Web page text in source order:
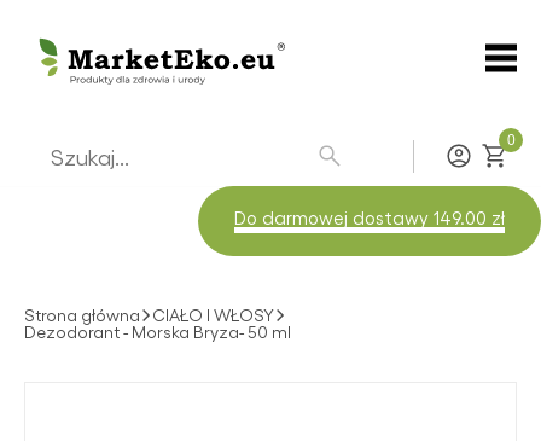
Zaloguj
0
Do darmowej dostawy 149.00 zł
Strona główna
CIAŁO I WŁOSY
Dezodorant - Morska Bryza- 50 ml